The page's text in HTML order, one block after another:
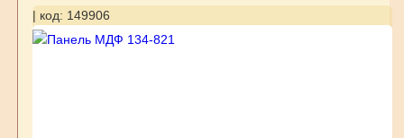
| код: 149906